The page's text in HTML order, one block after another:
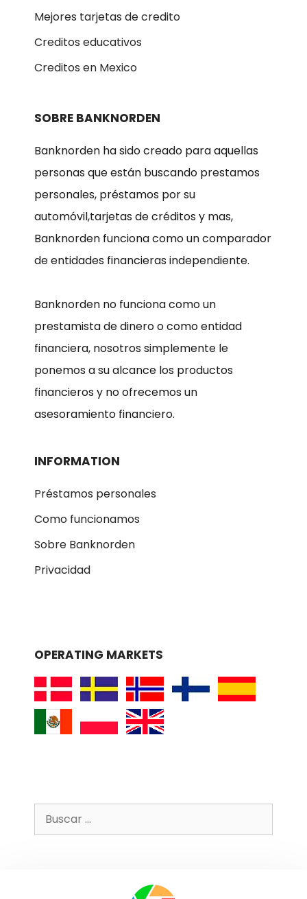
Mejores tarjetas de credito
Creditos educativos
Creditos en Mexico
SOBRE BANKNORDEN
Banknorden ha sido creado para aquellas
personas que están buscando prestamos
personales, préstamos por su
automóvil,tarjetas de créditos y mas,
Banknorden funciona como un comparador
de entidades financieras independiente.
Banknorden no funciona como un
prestamista de dinero o como entidad
financiera, nosotros simplemente le
ponemos a su alcance los productos
financieros y no ofrecemos un
asesoramiento financiero.
INFORMATION
Préstamos personales
Como funcionamos
Sobre Banknorden
Privacidad
OPERATING MARKETS
Buscar: